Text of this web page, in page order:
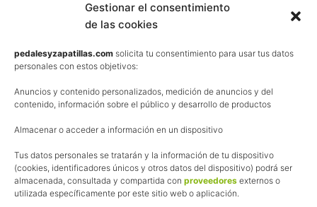
Gestionar el consentimiento
de las cookies
pedalesyzapatillas.com solicita tu consentimiento para usar tus datos
personales con estos objetivos:
Anuncios y contenido personalizados, medición de anuncios y del
contenido, información sobre el público y desarrollo de productos
Almacenar o acceder a información en un dispositivo
Tus datos personales se tratarán y la información de tu dispositivo
(cookies, identificadores únicos y otros datos del dispositivo) podrá ser
almacenada, consultada y compartida con proveedores externos o
utilizada específicamente por este sitio web o aplicación.
Términos y condiciones de venta
Política de privacidad
Política de cookies
Afiliación
La web de Pedalesyzapatillas utiliza programas de afiliación.
¿Qué significa esto?